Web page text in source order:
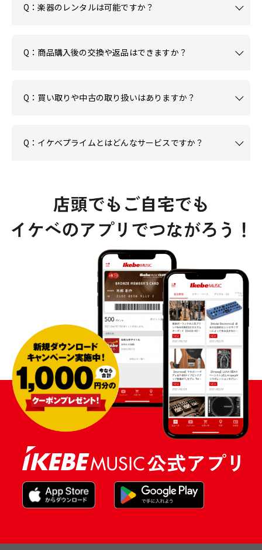
Q：楽器のレンタルは可能ですか？
Q：商品購入後の交換や返品はできますか？
Q：買い取りや中古の取り扱いはありますか？
Q：イケベプライムとはどんなサービスですか？